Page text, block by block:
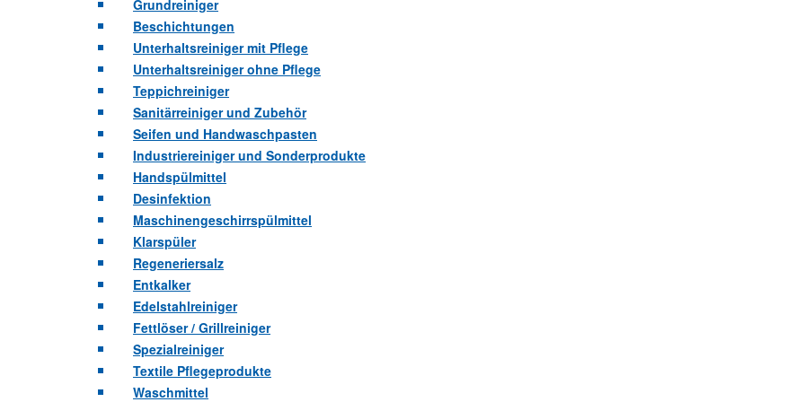
Grundreiniger
Beschichtungen
Unterhaltsreiniger mit Pflege
Unterhaltsreiniger ohne Pflege
Teppichreiniger
Sanitärreiniger und Zubehör
Seifen und Handwaschpasten
Industriereiniger und Sonderprodukte
Handspülmittel
Desinfektion
Maschinengeschirrspülmittel
Klarspüler
Regeneriersalz
Entkalker
Edelstahlreiniger
Fettlöser / Grillreiniger
Spezialreiniger
Textile Pflegeprodukte
Waschmittel